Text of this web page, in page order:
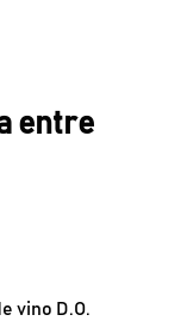
entre
vino D.O.